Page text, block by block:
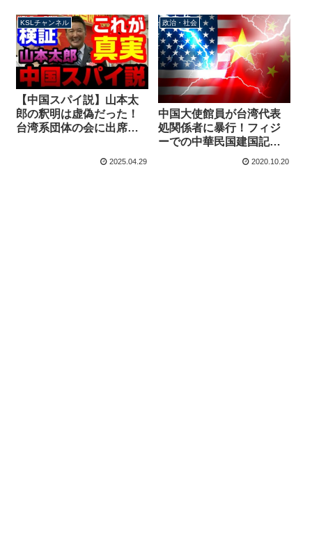
KSLチャンネル
【中国スパイ説】山本太
郎の釈明は虚偽だった！
台湾系団体の会に出席と
で外国人地方参政権求め
2025.04.29
政治・社会
中国大使館員が台湾代表
処関係者に暴行！フィジ
ーでの中華民国建国記念
日イベント出席者を撮影
2020.10.20